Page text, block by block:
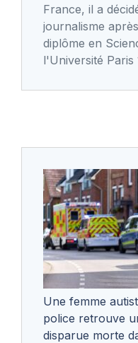
France, il a
journalisme
diplôme en
l'Université
Une femme
police retrouve
disparue morte